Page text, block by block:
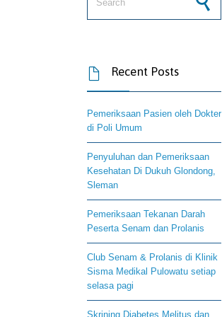
 Recent Posts
Pemeriksaan Pasien oleh Dokter
di Poli Umum
Penyuluhan dan Pemeriksaan
Kesehatan Di Dukuh Glondong,
Sleman
Pemeriksaan Tekanan Darah
Peserta Senam dan Prolanis
Club Senam & Prolanis di Klinik
Sisma Medikal Pulowatu setiap
selasa pagi
Skrining Diabetes Melitus dan